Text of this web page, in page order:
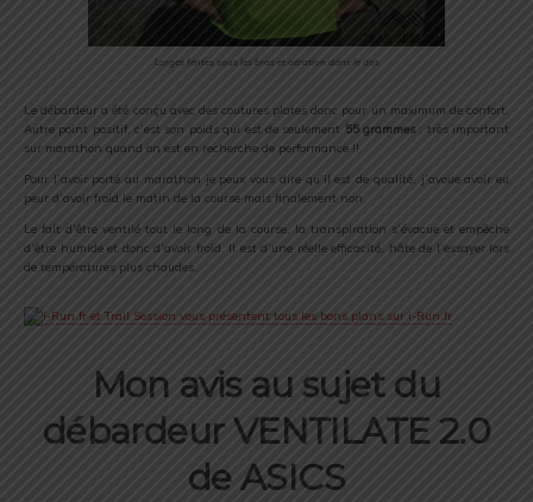
Larges fentes sous les bras et aération dans le dos
Le débardeur a été conçu avec des coutures plates donc pour un maximum de confort.
Autre point positif, c’est son poids qui est de seulement 55 grammes: très important
sur marathon quand on est en recherche de performance !!
Pour l’avoir porté au marathon je peux vous dire qu’il est de qualité, j’avoue avoir eu
peur d’avoir froid le matin de la course mais finalement non.
Le fait d’être ventilé tout le long de la course, la transpiration s’évacue et empêche
d’être humide et donc d’avoir froid. Il est d’une réelle efficacité, hâte de l’essayer lors
de températures plus chaudes.
Mon avis au sujet du
débardeur VENTILATE 2.0
de ASICS